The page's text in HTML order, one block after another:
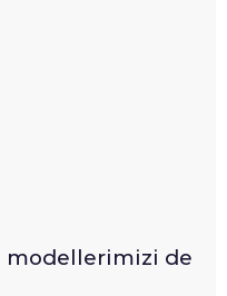
modellerimizi de